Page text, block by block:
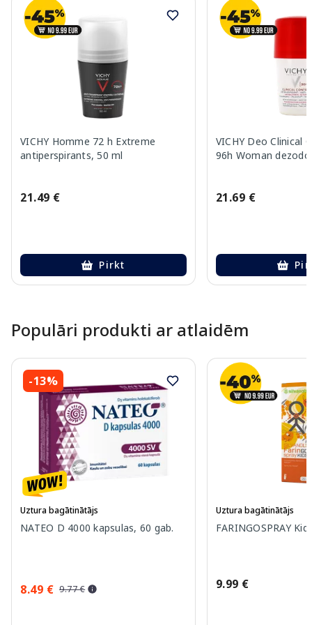
VICHY Homme 72 h Extreme
antiperspirants, 50 ml
21.49 €
Pirkt
VICHY Deo Clinical
96h Woman
21.69 €
Populāri produkti ar atlaidēm
-13%
Uztura bagātinātājs
NATEO D 4000 kapsulas, 60 gab.
8.49 € 9.77 €
Uztura bagātinātājs
FARINGOSPRAY
9.99 €